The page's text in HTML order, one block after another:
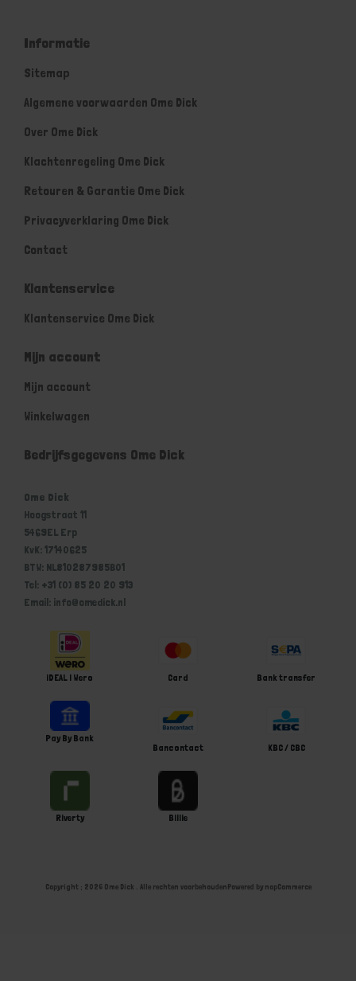
Informatie
Sitemap
Algemene voorwaarden Ome Dick
Over Ome Dick
Klachtenregeling Ome Dick
Retouren & Garantie Ome Dick
Privacyverklaring Ome Dick
Contact
Klantenservice
Klantenservice Ome Dick
Mijn account
Mijn account
Winkelwagen
Bedrijfsgegevens Ome Dick
Ome Dick
Hoogstraat 11
5469EL Erp
KvK: 17140625
BTW: NL810287985B01
Tel: +31 (0) 85 20 20 913
Email: info@omedick.nl
iDEAL | Wero Card Bank transfer
Pay By Bank
Bancontact
KBC / CBC
Riverty Billie
Copyright ; 2026 Ome Dick . Alle rechten voorbehoudenPowered by nopCommerce